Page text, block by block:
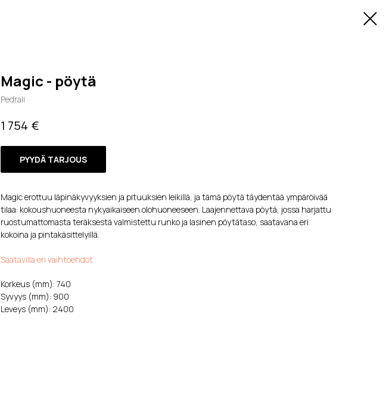
Magic - pöytä
Pedrali
1 754 €
PYYDÄ TARJOUS
Magic erottuu läpinäkyvyyksien ja pituuksien leikillä, ja tämä pöytä täydentää ympäröivää
tilaa: kokoushuoneesta nykyaikaiseen olohuoneeseen. Laajennettava pöytä, jossa harjattu
ruostumattomasta teräksestä valmistettu runko ja lasinen pöytätaso, saatavana eri
kokoina ja pintakäsittelyillä.
Saatavilla eri vaihtoehdot
Korkeus (mm): 740
Syvyys (mm): 900
Leveys (mm): 2400